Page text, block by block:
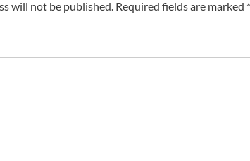
will not be published. Required fields are marked *